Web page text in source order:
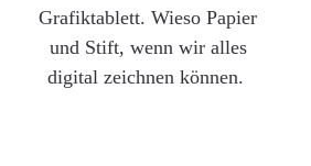
Grafiktablett. Wieso Papier
und Stift, wenn wir alles
digital zeichnen können.